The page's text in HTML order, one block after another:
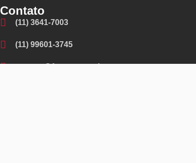
Contato
(11) 3641-7003
(11) 99601-3745
contato@fremaq.com.br